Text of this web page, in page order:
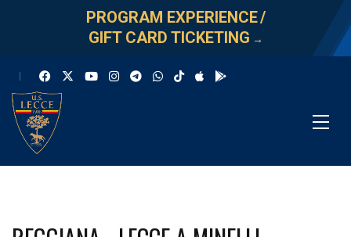
PROGRAM EXPERIENCE/
GIFT CARD TICKETING →